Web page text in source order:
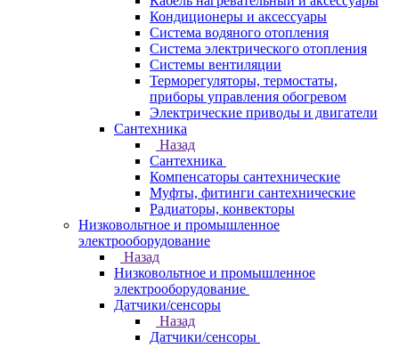
Кондиционеры и аксессуары
Система водяного отопления
Система электрического отопления
Системы вентиляции
Терморегуляторы, термостаты,
приборы управления обогревом
Электрические приводы и двигатели
Сантехника
Назад
Сантехника
Компенсаторы сантехнические
Муфты, фитинги сантехнические
Радиаторы, конвекторы
Низковольтное и промышленное
электрооборудование
Назад
Низковольтное и промышленное
электрооборудование
Датчики/сенсоры
Назад
Датчики/сенсоры